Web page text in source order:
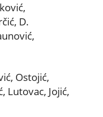
D.
Ostojić,
Lutovac, Jojić,